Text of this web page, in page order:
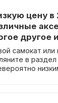
цену
другое
самокат
в